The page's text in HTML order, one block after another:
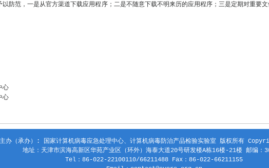
防范，一是从官方渠道下载应用程序；二是不随意下载不明来历的应用程序；三是定期对重要
心
心
主办（承办）: 国家计算机病毒应急处理中心、计算机病毒防治产品检验实验室 版权所有
地址：天津市滨海高新区华苑产业区（环外）海泰大道20号研发楼A栋16楼-21楼 邮编：
Tel：86-022-22100110/66211488 Fax：86-022-66211155